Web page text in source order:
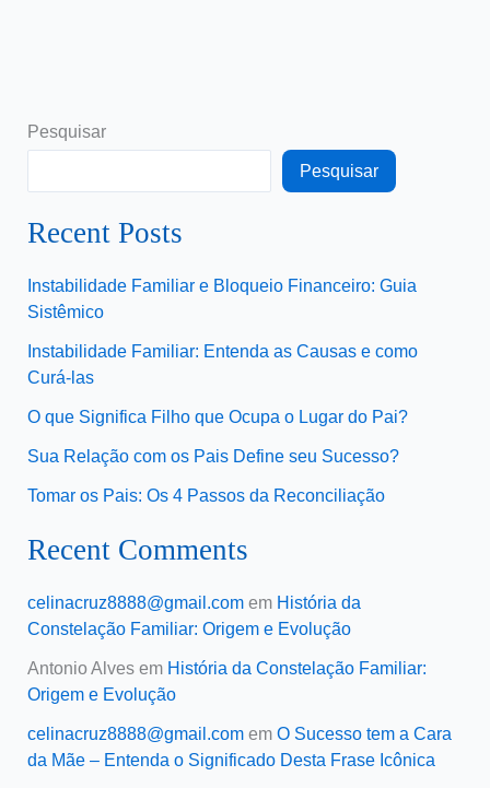
Pesquisar
Pesquisar
Recent Posts
Instabilidade Familiar e Bloqueio Financeiro: Guia
Sistêmico
Instabilidade Familiar: Entenda as Causas e como
Curá-las
O que Significa Filho que Ocupa o Lugar do Pai?
Sua Relação com os Pais Define seu Sucesso?
Tomar os Pais: Os 4 Passos da Reconciliação
Recent Comments
celinacruz8888@gmail.comem História da
Constelação Familiar: Origem e Evolução
Antonio Alvesem História da Constelação Familiar:
Origem e Evolução
celinacruz8888@gmail.comem O Sucesso tem a Cara
da Mãe – Entenda o Significado Desta Frase Icônica